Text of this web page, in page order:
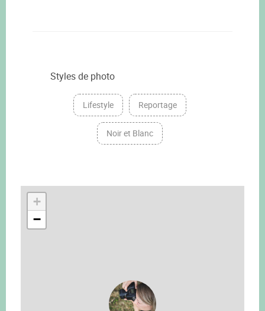
Styles de photo
Lifestyle Reportage
Noir et Blanc
+
−